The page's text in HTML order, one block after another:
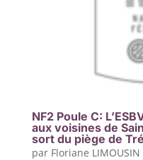
NF2 Poule C:
aux voisines de
sort du piège de
par Floriane LIMOUSIN